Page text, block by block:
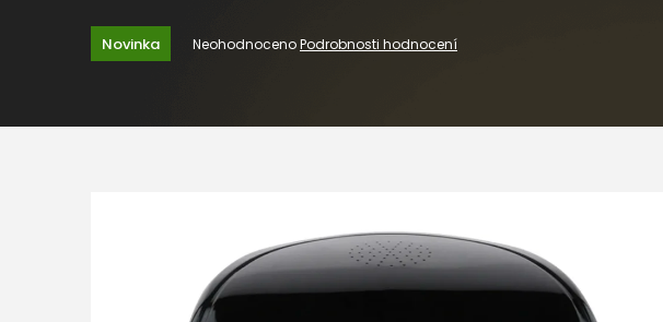
Novinka
Průměrné
0,0
NeohodnocenoPodrobnosti hodnocení